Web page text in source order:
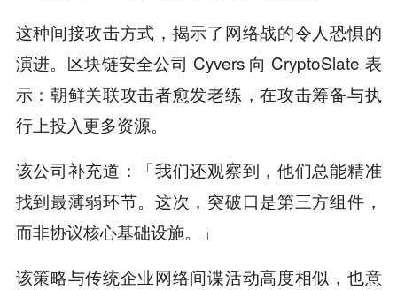
这种间接攻击方式，揭示了网络战的令人恐惧的
演进。区块链安全公司 Cyvers 向 CryptoSlate 表
示：朝鲜关联攻击者愈发老练，在攻击筹备与执
行上投入更多资源。
该公司补充道：「我们还观察到，他们总能精准
找到最薄弱环节。这次，突破口是第三方组件，
而非协议核心基础设施。」
该策略与传统企业网络间谍活动高度相似，也意